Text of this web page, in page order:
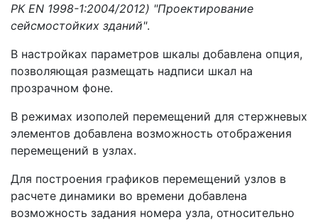
РК EN 1998-1:2004/2012) "Проектирование
сейсмостойких зданий".
В настройках параметров шкалы добавлена опция,
позволяющая размещать надписи шкал на
прозрачном фоне.
В режимах изополей перемещений для стержневых
элементов добавлена возможность отображения
перемещений в узлах.
Для построения графиков перемещений узлов в
расчете динамики во времени добавлена
возможность задания номера узла, относительно